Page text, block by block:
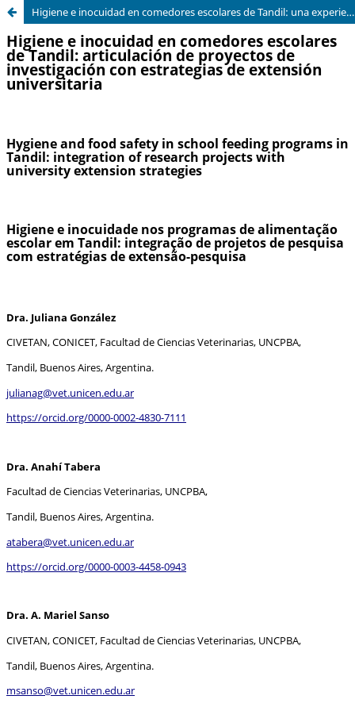
Higiene e inocuidad en comedores escolares de Tandil: una experiencia de extensión-investigación